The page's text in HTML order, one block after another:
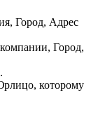
Город, Адрес
Город,
которому